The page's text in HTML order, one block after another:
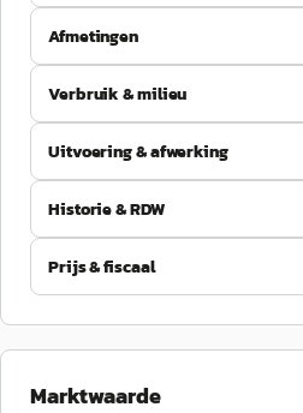
Afmetingen
Verbruik & milieu
Uitvoering & afwerking
Historie & RDW
Prijs & fiscaal
Marktwaarde